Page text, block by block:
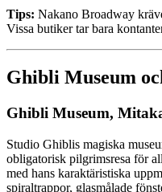
Tips: Nakano Broadway
Vissa butiker tar bara
Ghibli Museum
Ghibli Museum,
Studio Ghiblis magiska
obligatorisk pilgrimsresa för
med hans karaktäristiska
spiraltrappor, glasmålade